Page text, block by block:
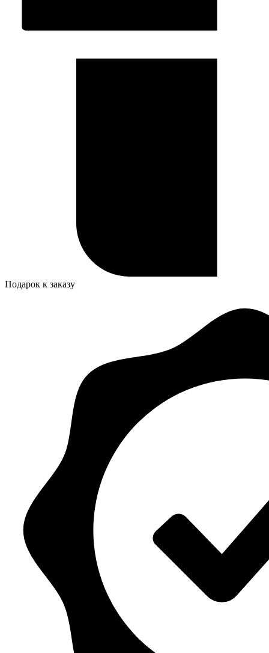
Подарок к заказу